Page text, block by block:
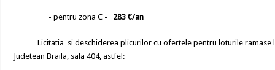
- pentru zona C - 283 €/an
Licitatia si deschiderea plicurilor cu ofertele pentru loturile
Judetean Braila, sala 404, astfel: